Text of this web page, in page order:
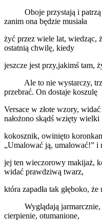
Oboje przystają i patrzą
zanim ona będzie musiała
żyć przez wiele lat, wiedząc,
ostatnią chwilę, kiedy
jeszcze jest przy,jakimś tam,
Ale to nie wystarczy,
przebrać. On dostaje koszulę
Versace w złote wzory,
nałożono skądś wzięty wielki
kokosznik, owinięto
„Umalować ją, umalować!” i
jej ten wieczorowy makijaż,
widać prawdziwą twarz,
która zapadła tak głęboko,
Wyglądają jarmarcznie,
cierpienie, otumanione,